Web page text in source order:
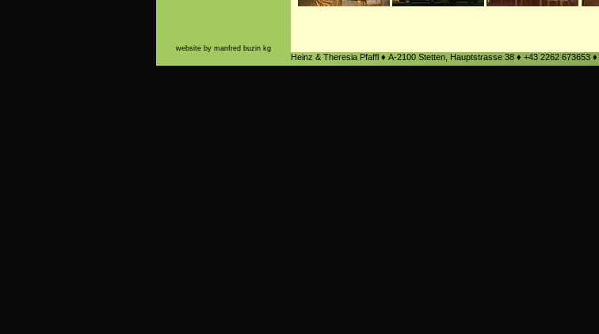
website by manfred buzin kg
Heinz & Theresia Pfaffl ♦ A-2100 Stetten, Hauptstrasse 38 ♦ +43 2262 673653 ♦